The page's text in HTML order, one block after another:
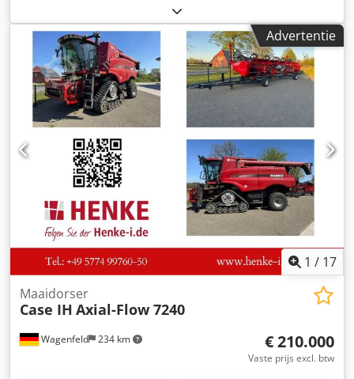
eigenaar, in uitstekende staat. Bedrijfstijden: ca. 8.600 uur.
Bouwjaar: 1988. Voorste hefinrichting. Voorste aftakas. 30
km/u versnellingsbak. Chjdpfxszdmuts Acaja Prijs: €
24.500,00 (exclusief BTW). Locatie: null
Advertentie
1 / 17
Wagenfeld 234 km
Maaidorser
Case IH Axial-Flow 7240
€ 210.000
Vaste prijs excl. btw